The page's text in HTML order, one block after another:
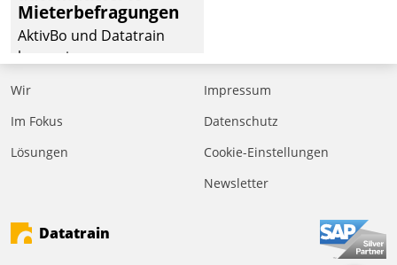
den Weg vom
Mieteranliegen zum
Dienstleisterauftrag.
Mieterbefragungen
AktivBo und Datatrain
kooperieren –
profitieren: Die nahtlose
Integration der Lösungen
Datatrain ermöglicht
Mieterbefragungen – eine
starke Grundlage für
Wir
Im Fokus
Lösungen
Impressum
Datenschutz
Cookie-Einstellungen
Newsletter
Datatrain